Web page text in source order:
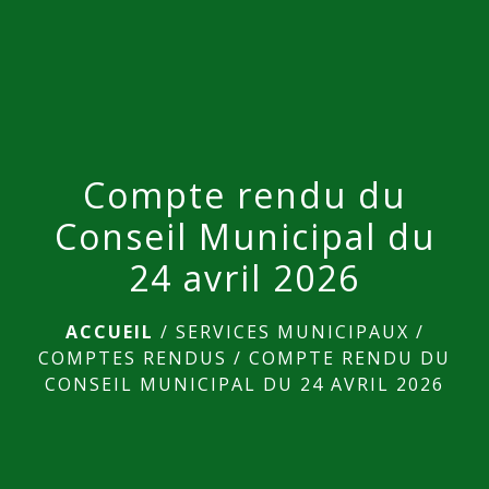
Compte rendu du
Conseil Municipal du
24 avril 2026
ACCUEIL / SERVICES MUNICIPAUX /
COMPTES RENDUS / COMPTE RENDU DU
CONSEIL MUNICIPAL DU 24 AVRIL 2026